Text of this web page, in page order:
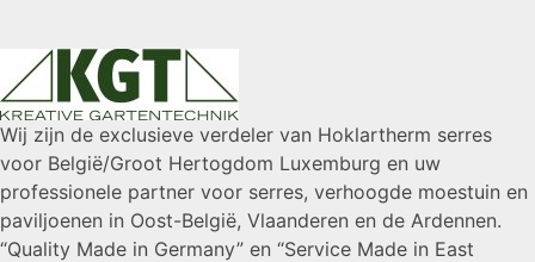
Wij zijn de exclusieve verdeler van Hoklartherm serres
voor België/Groot Hertogdom Luxemburg en uw
professionele partner voor serres, verhoogde moestuin en
paviljoenen in Oost-België, Vlaanderen en de Ardennen.
“Quality Made in Germany” en “Service Made in East